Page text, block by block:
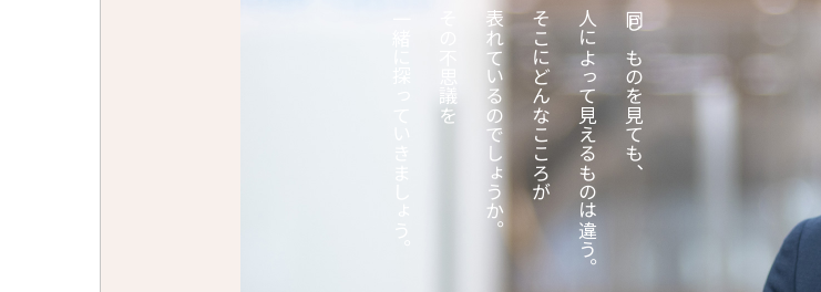
同じものを見ても、
人によって見えるものは違う。
そこにどんなこころが
表れているのでしょうか。
その不思議を